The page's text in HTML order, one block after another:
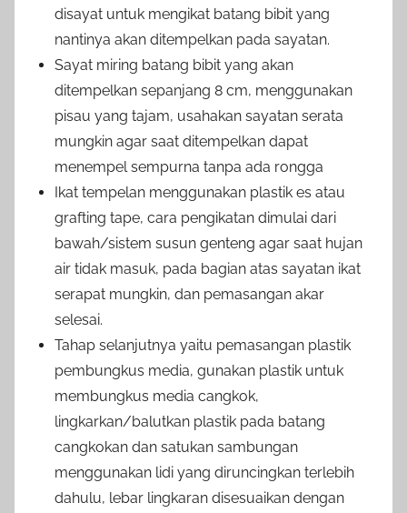
disayat untuk mengikat batang bibit yang
nantinya akan ditempelkan pada sayatan.
Sayat miring batang bibit yang akan
ditempelkan sepanjang 8 cm, menggunakan
pisau yang tajam, usahakan sayatan serata
mungkin agar saat ditempelkan dapat
menempel sempurna tanpa ada rongga
Ikat tempelan menggunakan plastik es atau
grafting tape, cara pengikatan dimulai dari
bawah/sistem susun genteng agar saat hujan
air tidak masuk, pada bagian atas sayatan ikat
serapat mungkin, dan pemasangan akar
selesai.
Tahap selanjutnya yaitu pemasangan plastik
pembungkus media, gunakan plastik untuk
membungkus media cangkok,
lingkarkan/balutkan plastik pada batang
cangkokan dan satukan sambungan
menggunakan lidi yang diruncingkan terlebih
dahulu, lebar lingkaran disesuaikan dengan